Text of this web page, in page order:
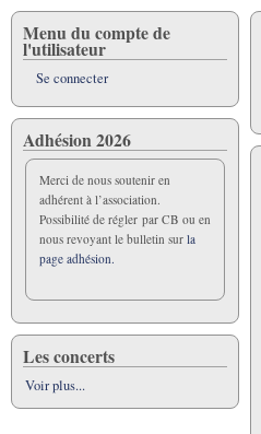
Menu du compte de
l'utilisateur
Se connecter
Adhésion 2026
Merci de nous soutenir en
adhérent à l’association.
Possibilité de régler par CB ou en
nous revoyant le bulletin sur la
page adhésion.
Les concerts
Voir plus...